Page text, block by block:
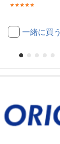
一緒に買う